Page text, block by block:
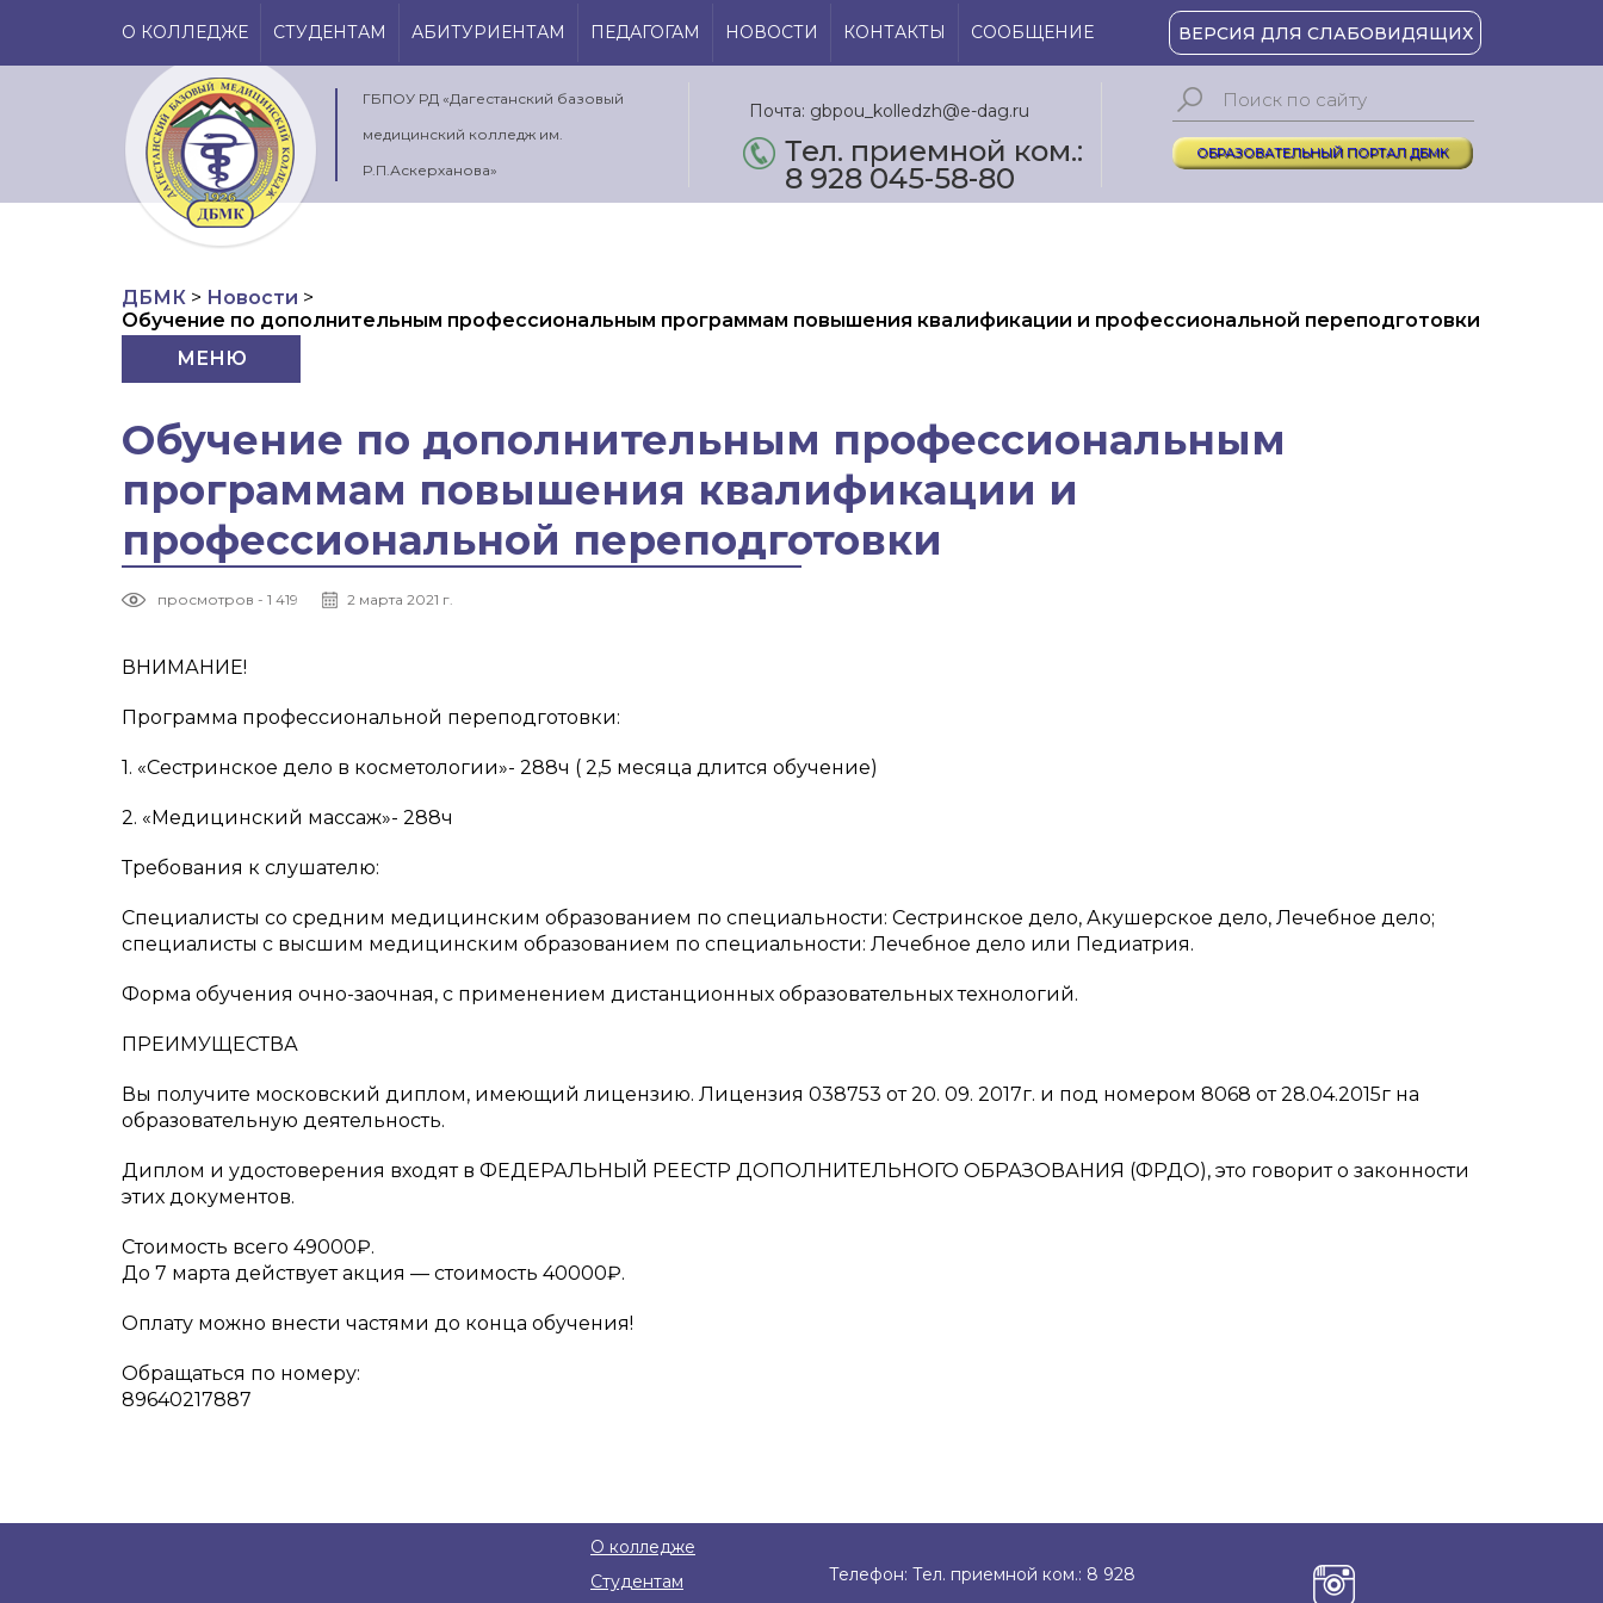
О КОЛЛЕДЖЕ СТУДЕНТАМ АБИТУРИЕНТАМ ПЕДАГОГАМ НОВОСТИ КОНТАКТЫ СООБЩЕНИЕ ВЕРСИЯ ДЛЯ СЛАБОВИДЯЩИХ
ГБПОУ РД «Дагестанский базовый
медицинский колледж им.
Р.П.Аскерханова»
Почта: gbpou_kolledzh@e-dag.ru
Тел. приемной ком.:
8 928 045-58-80
ОБРАЗОВАТЕЛЬНЫЙ ПОРТАЛ ДБМК
ДБМК > Новости >
Обучение по дополнительным профессиональным программам повышения квалификации и профессиональной переподготовки
МЕНЮ
Обучение по дополнительным профессиональным
программам повышения квалификации и
профессиональной переподготовки
просмотров - 1 419 2 марта 2021 г.
ВНИМАНИЕ!
Программа профессиональной переподготовки:
1. «Сестринское дело в косметологии»- 288ч ( 2,5 месяца длится обучение)
2. «Медицинский массаж»- 288ч
Требования к слушателю:
Специалисты со средним медицинским образованием по специальности: Сестринское дело, Акушерское дело, Лечебное дело;
специалисты с высшим медицинским образованием по специальности: Лечебное дело или Педиатрия.
Форма обучения очно-заочная, с применением дистанционных образовательных технологий.
ПРЕИМУЩЕСТВА
Вы получите московский диплом, имеющий лицензию. Лицензия 038753 от 20. 09. 2017г. и под номером 8068 от 28.04.2015г на
образовательную деятельность.
Диплом и удостоверения входят в ФЕДЕРАЛЬНЫЙ РЕЕСТР ДОПОЛНИТЕЛЬНОГО ОБРАЗОВАНИЯ (ФРДО), это говорит о законности
этих документов.
Стоимость всего 49000₽.
До 7 марта действует акция — стоимость 40000₽.
Оплату можно внести частями до конца обучения!
Обращаться по номеру:
89640217887
О колледже
Студентам
Телефон: Тел. приемной ком.: 8 928